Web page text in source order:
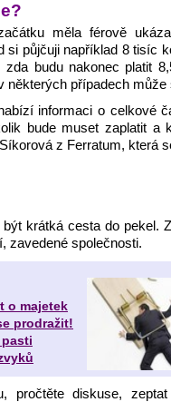
měla férově
si půjčuji například 8 tisíc
budu nakonec platit
některých případech může
informaci o celkové
bude muset zaplatit a
z Ferratum, která
krátká cesta do pekel.
zavedené společnosti.
o majetek
prodražit!
pročtěte diskuse,